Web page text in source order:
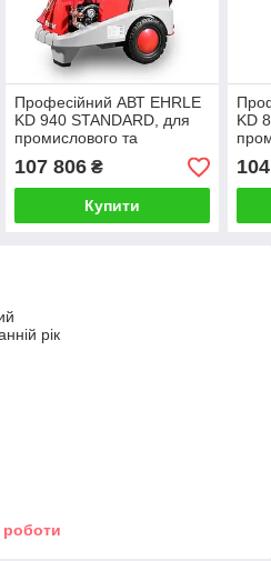
Професійний АВТ EHRLE
KD 940 STANDARD, для
промислового та
побутового використання
107 806₴
Купити
KD
рік
роботи